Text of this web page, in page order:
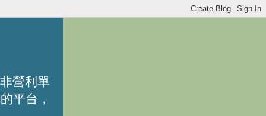
營利單
平台，